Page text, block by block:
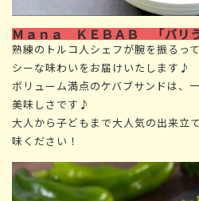
Ｍａｎａ ＫＥＢＡＢ 「バリう
熟練のトルコ人シェフが腕を振るっ
シーな味わいをお届けいたします♪
ボリューム満点のケバブサンドは、
美味しさです♪
大人から子どもまで大人気の出来立
味ください！